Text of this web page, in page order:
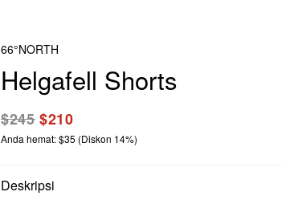
66°NORTH
Helgafell Shorts
$245$210
Anda hemat: $35 (Diskon 14%)
Deskripsi